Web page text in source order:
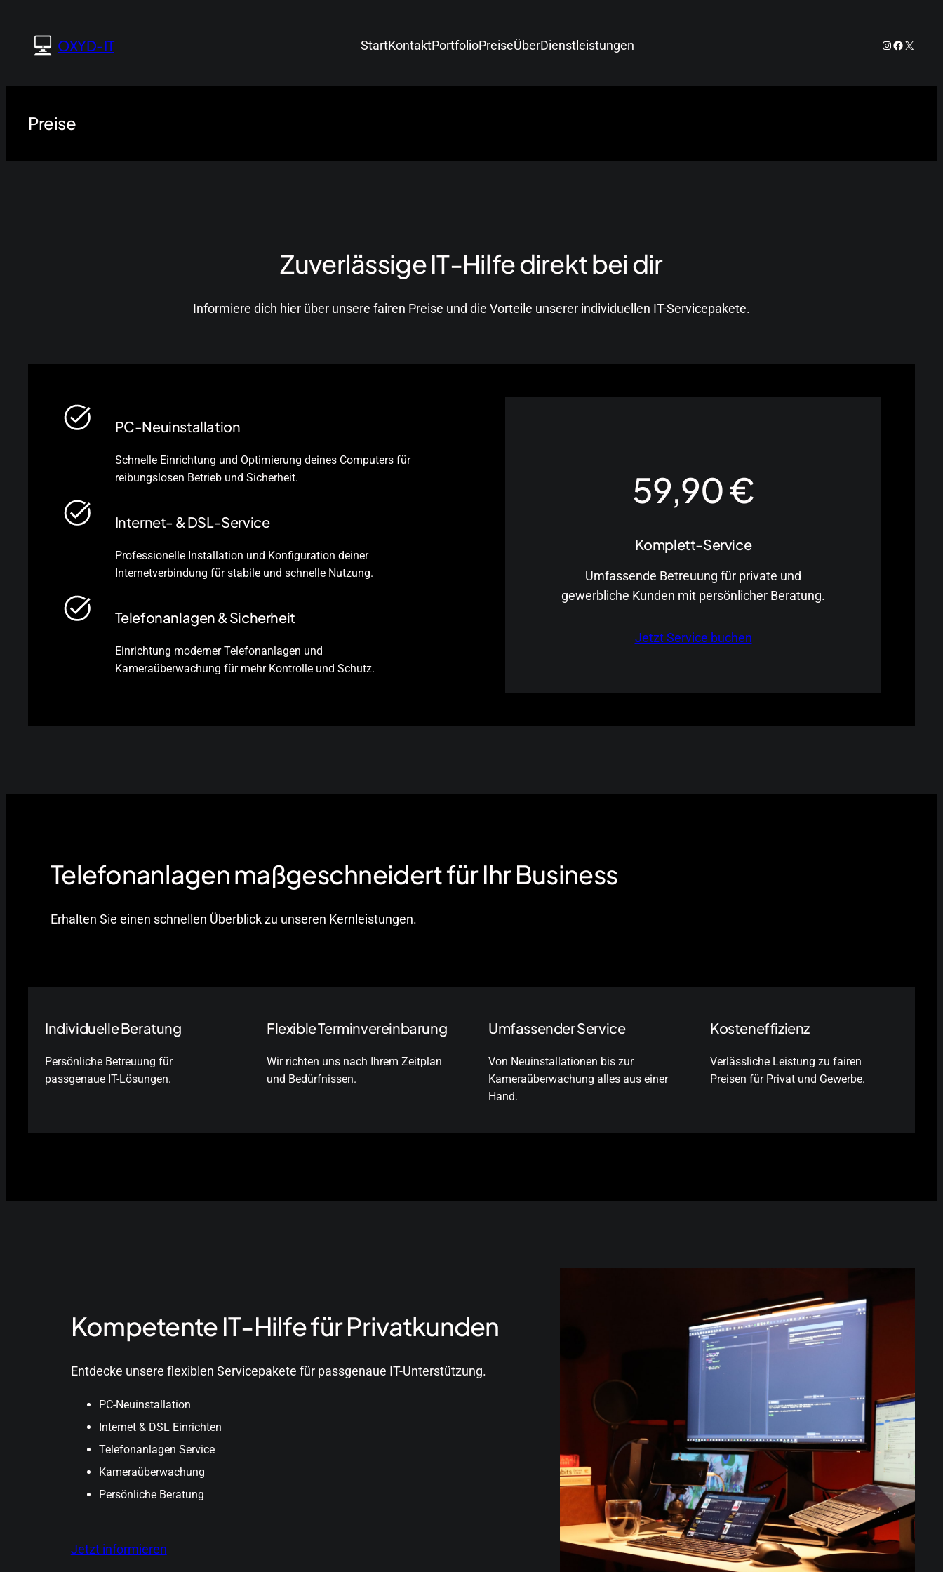
Inhalt
springen OXYD-IT StartKontaktPortfolioPreiseÜberDienstleistungen Instagram
Facebook
X
Preise
Zuverlässige IT-Hilfe direkt bei dir
Informiere dich hier über unsere fairen Preise und die Vorteile unserer individuellen IT-Servicepakete.
PC-Neuinstallation
Schnelle Einrichtung und Optimierung deines Computers für
reibungslosen Betrieb und Sicherheit.
Internet- & DSL-Service
Professionelle Installation und Konfiguration deiner
Internetverbindung für stabile und schnelle Nutzung.
Telefonanlagen & Sicherheit
Einrichtung moderner Telefonanlagen und
Kameraüberwachung für mehr Kontrolle und Schutz.
59,90 €
Komplett-Service
Umfassende Betreuung für private und
gewerbliche Kunden mit persönlicher Beratung.
Jetzt Service buchen
Telefonanlagen maßgeschneidert für Ihr Business
Erhalten Sie einen schnellen Überblick zu unseren Kernleistungen.
Individuelle Beratung
Persönliche Betreuung für
passgenaue IT-Lösungen.
Flexible Terminvereinbarung
Wir richten uns nach Ihrem Zeitplan
und Bedürfnissen.
Umfassender Service
Von Neuinstallationen bis zur
Kameraüberwachung alles aus einer
Hand.
Kosteneffizienz
Verlässliche Leistung zu fairen
Preisen für Privat und Gewerbe.
Kompetente IT-Hilfe für Privatkunden
Entdecke unsere flexiblen Servicepakete für passgenaue IT-Unterstützung.
PC-Neuinstallation
Internet & DSL Einrichten
Telefonanlagen Service
Kameraüberwachung
Persönliche Beratung
Jetzt informieren